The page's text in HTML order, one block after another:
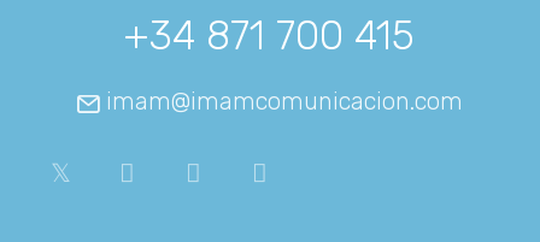
+34 871 700 415
imam@imamcomunicacion.com